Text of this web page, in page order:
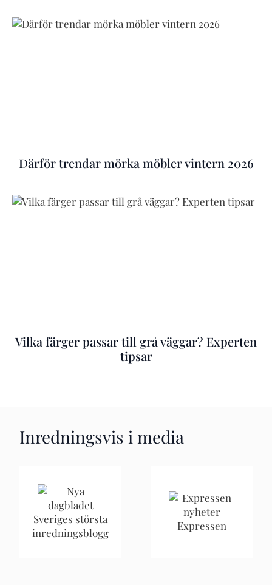
Därför trendar mörka möbler vintern 2026
Vilka färger passar till grå väggar? Experten
tipsar
Inredningsvis i media
Sveriges största
inredningsblogg
Expressen